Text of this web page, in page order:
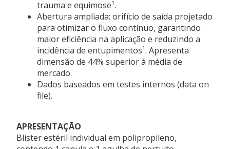
trauma e equimose¹.
Abertura ampliada: orifício de saída projetado
para otimizar o fluxo contínuo, garantindo
maior eficiência na aplicação e reduzindo a
incidência de entupimentos¹. Apresenta
dimensão de 44% superior à média de
mercado.
Dados baseados em testes internos (data on
file).
APRESENTAÇÃO
Blister estéril individual em polipropileno,